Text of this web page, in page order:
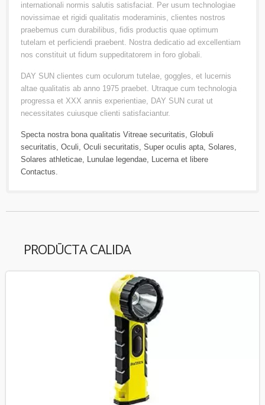
internationali normis salutis satisfaciat. Per usum technologiae
novissimae et rigidi qualitatis moderaminis, clientes nostros
praebemus cum durabilibus, fidis productis quae optimum
tutelam et perficiendi praebent. Nostra dedicatio ad excellentiam
nos constituit ut fidum suppeditatorem in foro globali.
DAY SUN clientes cum oculorum tutelae, goggles, et lucernis
altae qualitatis ab anno 1975 praebet. Utraque cum technologia
progressa et XXX annis experientiae, DAY SUN curat ut
necessitates cuiusque clienti satisfaciantur.
Specta nostra bona qualitatis Vitreae securitatis, Globuli
securitatis, Oculi, Oculi securitatis, Super oculis apta, Solares,
Solares athleticae, Lunulae legendae, Lucernaet libere
Contactus.
PRODŪCTA CALIDA